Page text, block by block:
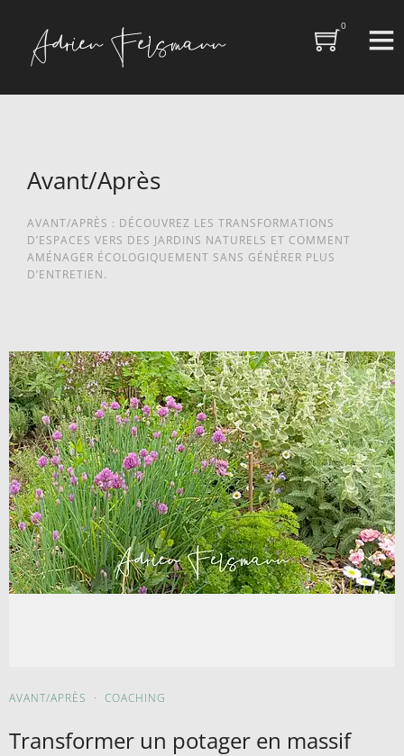
0
Avant/Après
AVANT/APRÈS : DÉCOUVREZ LES TRANSFORMATIONS
D’ESPACES VERS DES JARDINS NATURELS ET COMMENT
AMÉNAGER ÉCOLOGIQUEMENT SANS GÉNÉRER PLUS
D’ENTRETIEN.
AVANT/APRÈS · COACHING
Transformer un potager en massif